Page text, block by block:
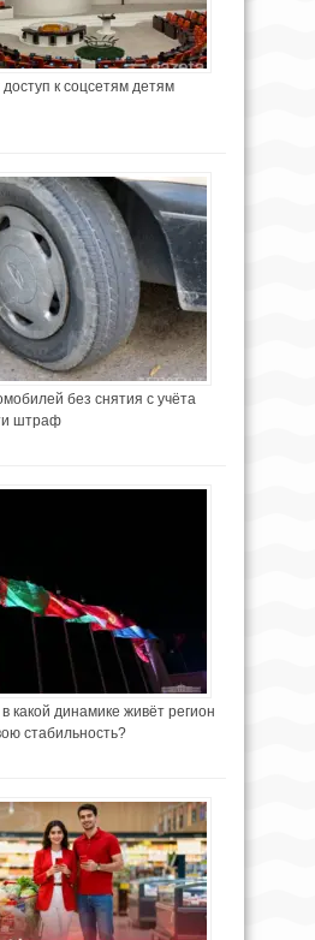
к соцсетям детям
без снятия с учёта
штраф
какой динамике живёт регион
стабильность?